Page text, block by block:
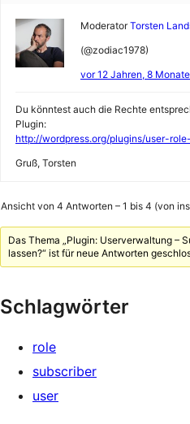
Moderator Torsten
(@zodiac1978)
vor 12 Jahren, 8
Du könntest auch die Rechte
Plugin:
http://wordpress.org/plugins/user-
Gruß, Torsten
Ansicht von 4 Antworten – 1 bis 4 (von
Das Thema „Plugin: Userverwaltung –
lassen?“ ist für neue Antworten
Schlagwörter
role
subscriber
user